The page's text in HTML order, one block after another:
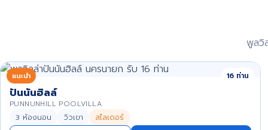
พูลวิ
แนะนำ 16 ท่าน
ปันนันฮิลล์
PUNNUNHILL POOLVILLA
3 ห้องนอน วิวเขา สไลเดอร์